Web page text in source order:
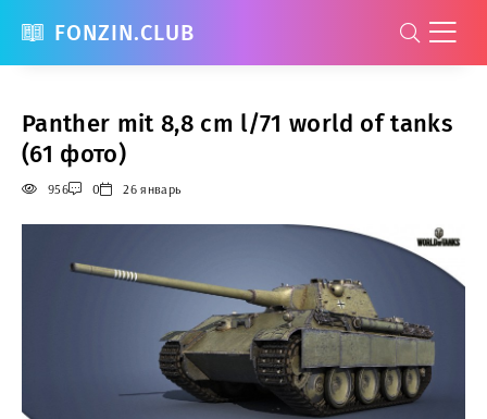
FONZIN.CLUB
Panther mit 8,8 cm l/71 world of tanks
(61 фото)
956 0 26 январь